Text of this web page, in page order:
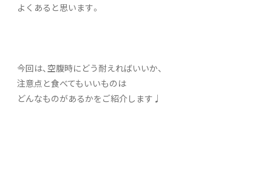
よくあると思います。
今回は、空腹時にどう耐えればいいか、
注意点と食べてもいいものは
どんなものがあるかをご紹介します♩